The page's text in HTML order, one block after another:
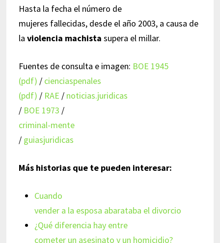
Hasta la fecha el número de
mujeres fallecidas, desde el año 2003, a causa de
la violencia machista supera el millar.
Fuentes de consulta e imagen: BOE 1945
(pdf) / cienciaspenales
(pdf) / RAE / noticias.juridicas
/ BOE 1973 /
criminal-mente
/ guiasjuridicas
Más historias que te pueden interesar:
Cuando
vender a la esposa abarataba el divorcio
¿Qué diferencia hay entre
cometer un asesinato y un homicidio?